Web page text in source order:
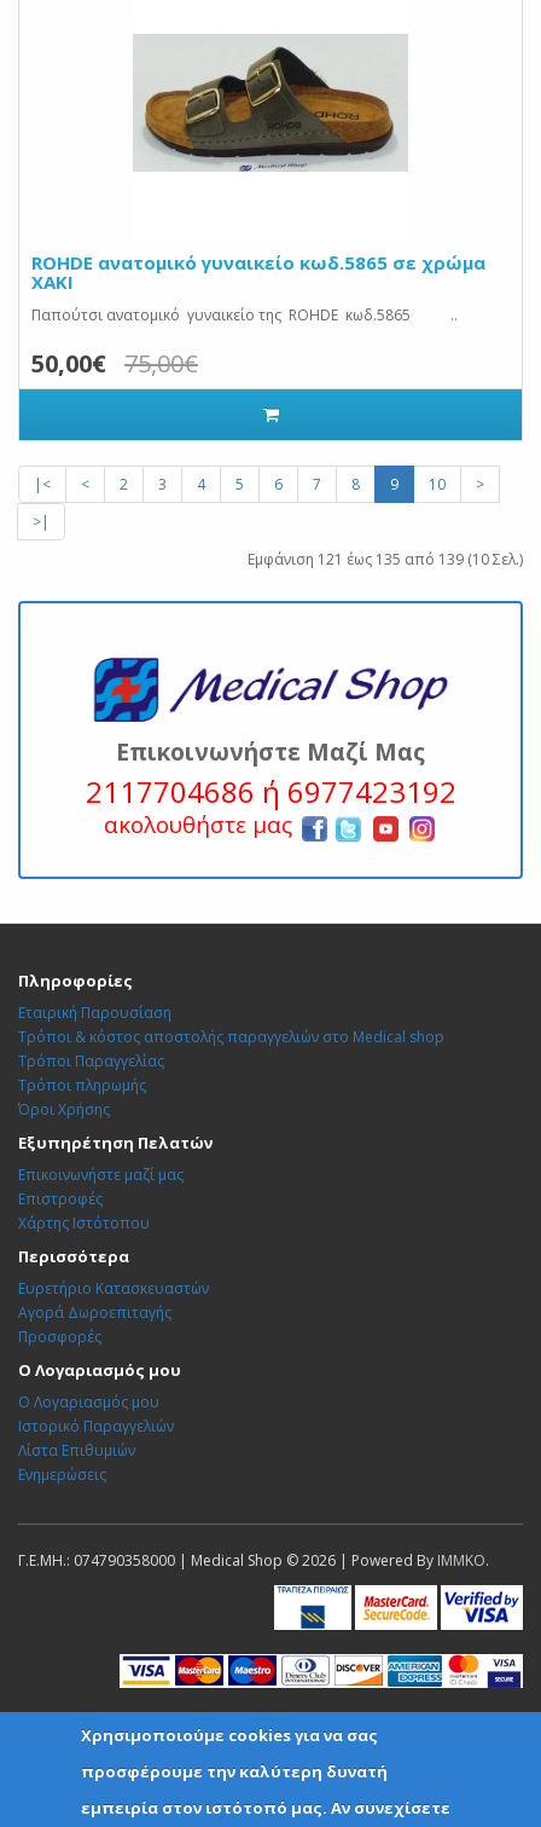
ROHDE ανατομικό γυναικείο κωδ.5865 σε χρώμα
ΧΑΚΙ
Παπούτσι ανατομικό γυναικείο της ROHDE κωδ.5865 ..
50,00€ 75,00€
|< < 2 3 4 5 6 7 8 9 10
>
>|
Εμφάνιση 121 έως 135 από 139 (10 Σελ.)
Επικοινωνήστε Μαζί Μας
2117704686 ή 6977423192
ακολουθήστε μας
Πληροφορίες
Εταιρική Παρουσίαση
Τρόποι & κόστος αποστολής παραγγελιών στο Medical shop
Τρόποι Παραγγελίας
Τρόποι πληρωμής
Όροι Χρήσης
Εξυπηρέτηση Πελατών
Επικοινωνήστε μαζί μας
Επιστροφές
Χάρτης Ιστότοπου
Περισσότερα
Ευρετήριο Κατασκευαστών
Αγορά Δωροεπιταγής
Προσφορές
Ο Λογαριασμός μου
Ο Λογαριασμός μου
Ιστορικό Παραγγελιών
Λίστα Επιθυμιών
Ενημερώσεις
Γ.Ε.ΜΗ.: 074790358000 | Medical Shop © 2026 | Powered By IMMKO.
Χρησιμοποιούμε cookies για να σας
προσφέρουμε την καλύτερη δυνατή
εμπειρία στον ιστότοπό μας. Αν συνεχίσετε